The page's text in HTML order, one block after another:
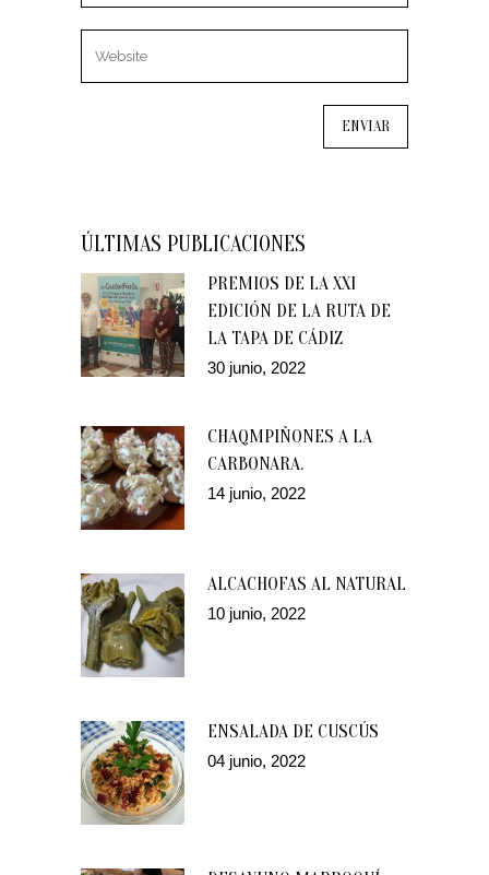
ÚLTIMAS PUBLICACIONES
PREMIOS DE LA XXI
EDICIÓN DE LA RUTA DE
LA TAPA DE CÁDIZ
30 junio, 2022
CHAQMPIÑONES A LA
CARBONARA.
14 junio, 2022
ALCACHOFAS AL NATURAL
10 junio, 2022
ENSALADA DE CUSCÚS
04 junio, 2022